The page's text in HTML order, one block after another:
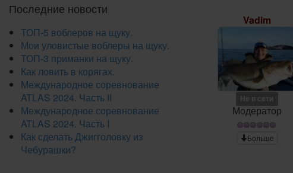
Vadim
Не в сети
Модератор
Больше
Последние новости
ТОП-5 воблеров на щуку.
Мои уловистые воблеры на щуку.
ТОП-3 приманки на щуку.
Как ловить в корягах.
Международное соревнование
ATLAS 2024. Часть II
Международное соревнование
ATLAS 2024. Часть I
Как сделать Джигголовку из
Чебурашки?